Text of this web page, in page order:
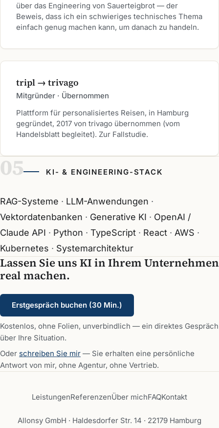
über das Engineering von Sauerteigbrot — der
Beweis, dass ich ein schwieriges technisches Thema
einfach genug machen kann, um danach zu handeln.
tripl → trivago
Mitgründer · Übernommen
Plattform für personalisiertes Reisen, in Hamburg
gegründet, 2017 von trivago übernommen (vom
Handelsblatt begleitet). Zur Fallstudie.
KI- & ENGINEERING-STACK
RAG-Systeme
LLM-Anwendungen
Vektordatenbanken
Generative KI
OpenAI /
Claude API
Python TypeScript React
AWS
Kubernetes
Systemarchitektur
Lassen Sie uns KI in Ihrem Unternehmen
real machen.
Erstgespräch buchen (30 Min.)
Kostenlos, ohne Folien, unverbindlich — ein direktes Gespräch
über Ihre Situation.
Oder schreiben Sie mir — Sie erhalten eine persönliche
Antwort von mir, ohne Agentur, ohne Vertrieb.
LeistungenReferenzenÜber michFAQKontakt
Allonsy GmbH · Haldesdorfer Str. 14 · 22179 Hamburg